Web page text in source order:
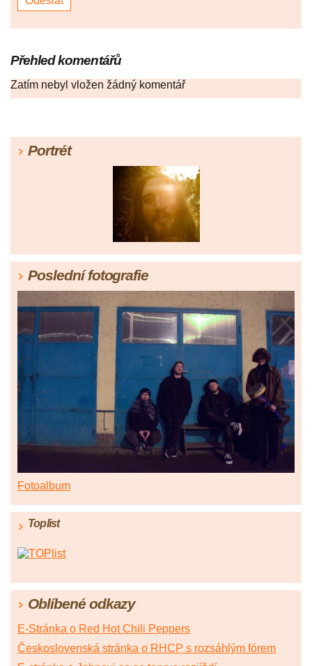
Přehled komentářů
Zatím nebyl vložen žádný komentář
Portrét
Poslední fotografie
Fotoalbum
Toplist
Oblíbené odkazy
E-Stránka o Red Hot Chili Peppers
Československá stránka o RHCP s rozsáhlým fórem